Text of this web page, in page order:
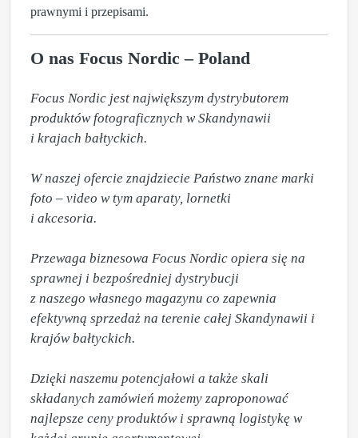
prawnymi i przepisami.
O nas Focus Nordic – Poland
Focus Nordic jest największym dystrybutorem
produktów fotograficznych w Skandynawii
i krajach bałtyckich.
W naszej ofercie znajdziecie Państwo znane marki
foto – video w tym aparaty, lornetki
i akcesoria.
Przewaga biznesowa Focus Nordic opiera się na
sprawnej i bezpośredniej dystrybucji
z naszego własnego magazynu co zapewnia
efektywną sprzedaż na terenie całej Skandynawii i
krajów bałtyckich.
Dzięki naszemu potencjałowi a także skali
składanych zamówień możemy zaproponować
najlepsze ceny produktów i sprawną logistykę w